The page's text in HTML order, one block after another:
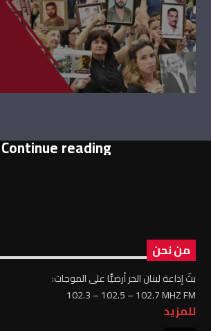
Continue reading
من نحن
بثّ إذاعة لبنان الحر أرضيًّا على الموجات:
102.3 – 102.5 – 102.7 MHZ FM
للمزيد